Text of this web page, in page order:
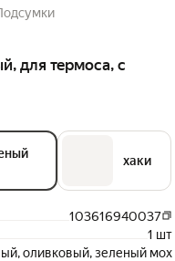
для термоса, с
хаки
103616940037
1 шт
оливковый, зеленый мох